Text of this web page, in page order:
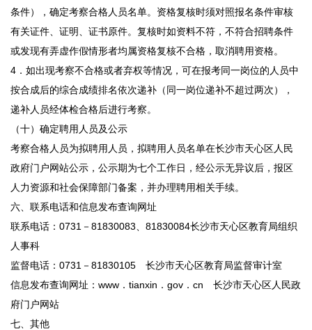
条件），确定考察合格人员名单。资格复核时须对照报名条件审核
有关证件、证明、证书原件。复核时如资料不符，不符合招聘条件
或发现有弄虚作假情形者均属资格复核不合格，取消聘用资格。
4．如出现考察不合格或者弃权等情况，可在报考同一岗位的人员中
按合成后的综合成绩排名依次递补（同一岗位递补不超过两次），
递补人员经体检合格后进行考察。
（十）确定聘用人员及公示
考察合格人员为拟聘用人员，拟聘用人员名单在长沙市天心区人民
政府门户网站公示，公示期为七个工作日，经公示无异议后，报区
人力资源和社会保障部门备案，并办理聘用相关手续。
六、联系电话和信息发布查询网址
联系电话：0731－81830083、81830084长沙市天心区教育局组织
人事科
监督电话：0731－81830105 长沙市天心区教育局监督审计室
信息发布查询网址：www．tianxin．gov．cn 长沙市天心区人民政
府门户网站
七、其他